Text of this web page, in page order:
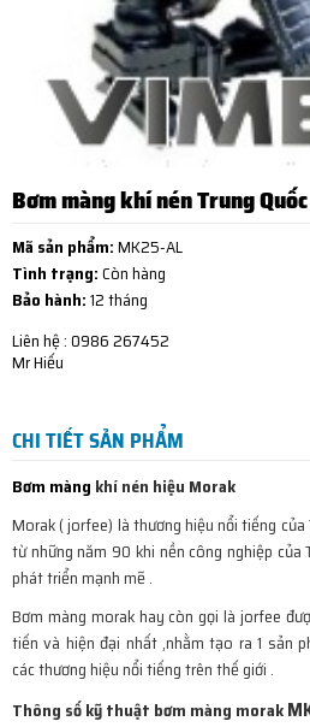
Bơm màng khí nén Trung
Mã sản phẩm:MK25-AL
Tình trạng:Còn hàng
Bảo hành:12 tháng
Liên hệ : 0986 267452
Mr Hiếu
CHI TIẾT SẢN PHẨM
Bơm màng khí nén hiệu Morak
Morak ( jorfee) là thương hiệu nổi tiếng của
từ những năm 90 khi nền công nghiệp của
phát triển mạnh mẽ .
Bơm màng morak hay còn gọi là jorfee
tiến và hiện đại nhất ,nhằm tạo ra 1 sản
các thương hiệu nổi tiếng trên thế giới .
Thông số kỹ thuật bơm màng morak